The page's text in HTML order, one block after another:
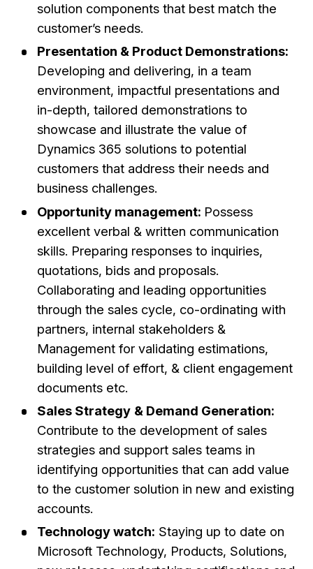
solution components that best match the
customer’s needs.
Presentation & Product Demonstrations:
Developing and delivering, in a team
environment, impactful presentations and
in-depth, tailored demonstrations to
showcase and illustrate the value of
Dynamics 365 solutions to potential
customers that address their needs and
business challenges.
Opportunity management: Possess
excellent verbal & written communication
skills. Preparing responses to inquiries,
quotations, bids and proposals.
Collaborating and leading opportunities
through the sales cycle, co-ordinating with
partners, internal stakeholders &
Management for validating estimations,
building level of effort, & client engagement
documents etc.
Sales Strategy & Demand Generation:
Contribute to the development of sales
strategies and support sales teams in
identifying opportunities that can add value
to the customer solution in new and existing
accounts.
Technology watch: Staying up to date on
Microsoft Technology, Products, Solutions,